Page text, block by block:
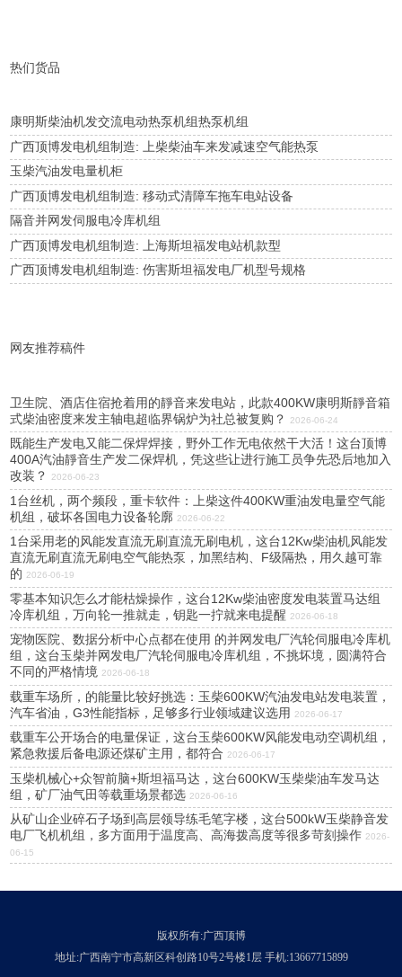
热们货品
康明斯柴油机发交流电动热泵机组热泵机组
广西顶博发电机组制造: 上柴柴油车来发减速空气能热泵
玉柴汽油发电量机柜
广西顶博发电机组制造: 移动式清障车拖车电站设备
隔音并网发伺服电冷库机组
广西顶博发电机组制造: 上海斯坦福发电站机款型
广西顶博发电机组制造: 伤害斯坦福发电厂机型号规格
网友推荐稿件
卫生院、酒店住宿抢着用的靜音来发电站，此款400KW康明斯靜音箱
式柴油密度来发主轴电超临界锅炉为社总被复购？
2026-06-24
既能生产发电又能二保焊焊接，野外工作无电依然干大活！这台顶博
400A汽油靜音生产发二保焊机，凭这些让进行施工员争先恐后地加入
改装？
2026-06-23
1台丝机，两个频段，重卡软件：上柴这件400KW重油发电量空气能
机组，破坏各国电力设备轮廓 2026-06-22
1台采用老的风能发直流无刷直流无刷电机，这台12Kw柴油机风能发
直流无刷直流无刷电空气能热泵，加黑结构、F级隔热，用久越可靠
的 2026-06-19
零基本知识怎么才能枯燥操作，这台12Kw柴油密度发电装置马达组
冷库机组，万向轮一推就走，钥匙一拧就来电提醒 2026-06-18
宠物医院、数据分析中心点都在使用 的并网发电厂汽轮伺服电冷库机
组，这台玉柴并网发电厂汽轮伺服电冷库机组，不挑坏境，圆满符合
不同的严格情境 2026-06-18
载重车场所，的能量比较好挑选：玉柴600KW汽油发电站发电装置，
汽车省油，G3性能指标，足够多行业领域建议选用
2026-06-17
载重车公开场合的电量保证，这台玉柴600KW风能发电动空调机组，
紧急救援后备电源还煤矿主用，都符合 2026-06-17
玉柴机械心+众智前脑+斯坦福马达，这台600KW玉柴柴油车发马达
组，矿厂油气田等载重场景都选 2026-06-16
从矿山企业碎石子场到高层领导练毛笔字楼，这台500kW玉柴静音发
电厂飞机机组，多方面用于温度高、高海拨高度等很多苛刻操作 2026-
06-15
版权所有:广西顶博
地址:广西南宁市高新区科创路10号2号楼1层 手机:13667715899